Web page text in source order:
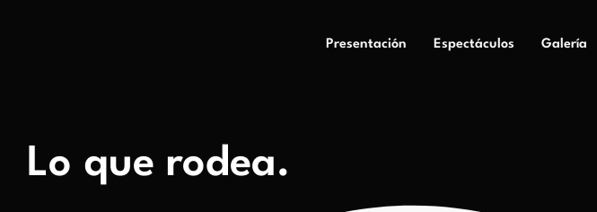
Presentación Espectáculos Galería
Lo que rodea.